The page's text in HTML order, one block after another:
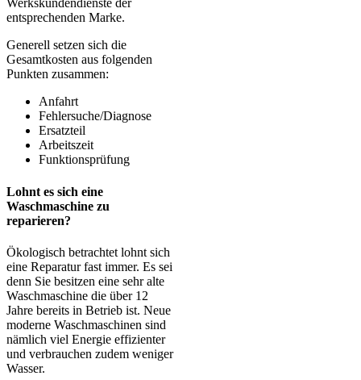
Werkskundendienste der
entsprechenden Marke.
Generell setzen sich die
Gesamtkosten aus folgenden
Punkten zusammen:
Anfahrt
Fehlersuche/Diagnose
Ersatzteil
Arbeitszeit
Funktionsprüfung
Lohnt es sich eine
Waschmaschine zu
reparieren?
Ökologisch betrachtet lohnt sich
eine Reparatur fast immer. Es sei
denn Sie besitzen eine sehr alte
Waschmaschine die über 12
Jahre bereits in Betrieb ist. Neue
moderne Waschmaschinen sind
nämlich viel Energie effizienter
und verbrauchen zudem weniger
Wasser.